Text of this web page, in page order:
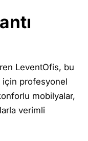
LeventOfis, bu
için profesyonel
mobilyalar,
verimli